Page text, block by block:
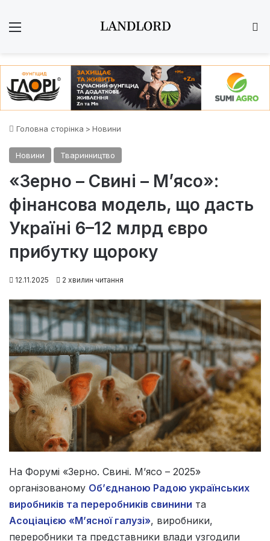
Головна сторінка > Новини
Новини Тваринництво
«Зерно – Свині – М’ясо»:
фінансова модель, що дасть
Україні 6–12 млрд євро
прибутку щороку
12.11.2025 2 хвилин читання
На Форумі «Зерно. Свині. М’ясо – 2025»
організованому Об’єднаною Радою українських
виробників та переробників свинини та
Асоціацією «М’ясної галузі», виробники,
переробники та представники влади узгодили